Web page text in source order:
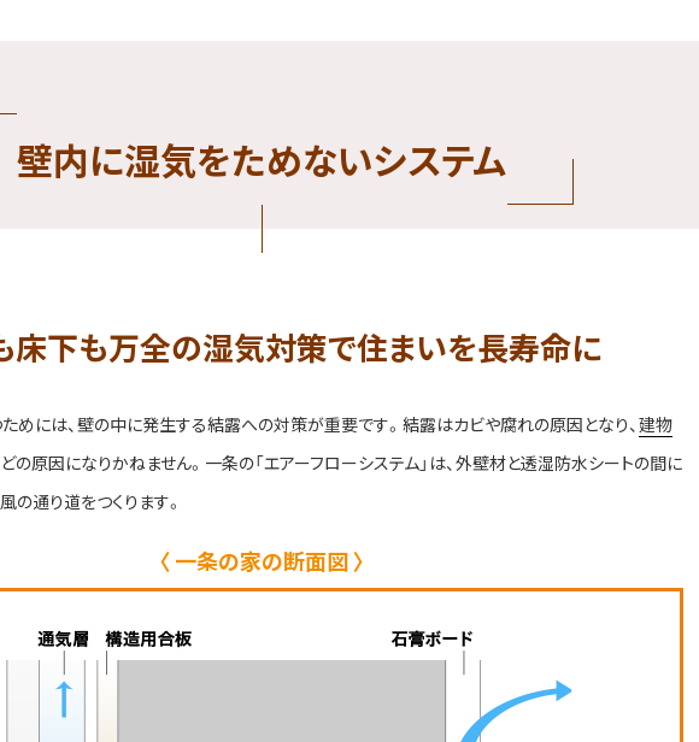
壁内に湿気をためないシステム
床下も万全の湿気対策で住まいを長寿命に
めには、壁の中に発生する結露への対策が重要です。結露はカビや腐れの原因となり、 建物
の原因になりかねません。一条の「エアーフローシステム」は、外壁材と透湿防水シートの間に
の通り道をつくります。
一条の家の断面図